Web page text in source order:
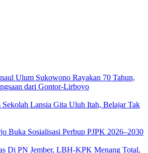
Ulum Sukowono Rayakan 70 Tahun,
dari Gontor-Lirboyo
Lansia Gita Uluh Itah, Belajar Tak
Buka Sosialisasi Perbup PJPK 2026–2030
Di PN Jember, LBH-KPK Menang Total,